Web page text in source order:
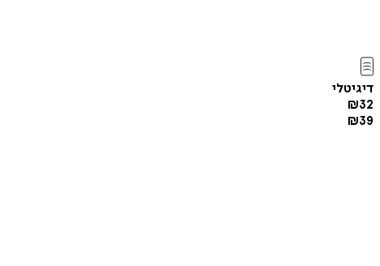
דיגיטלי
₪32
₪39